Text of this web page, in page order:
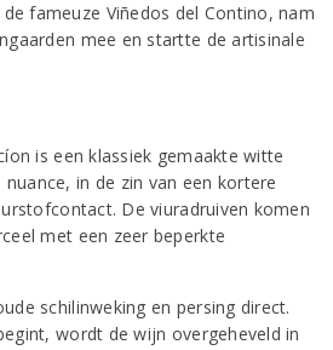
fameuze Viñedos del Contino, nam
mee en startte de artisinale
is een klassiek gemaakte witte
in de zin van een kortere
De viuradruiven komen
met een zeer beperkte
schilinweking en persing direct.
wordt de wijn overgeheveld in